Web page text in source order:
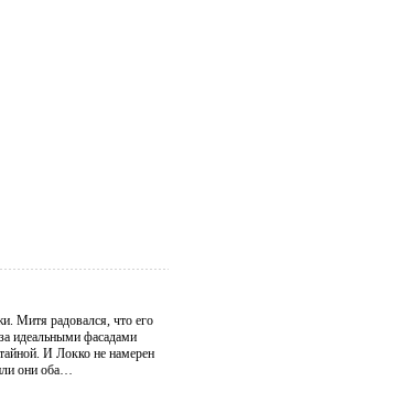
Митя радовался, что его
идеальными фасадами
И Локко не намерен
они оба…